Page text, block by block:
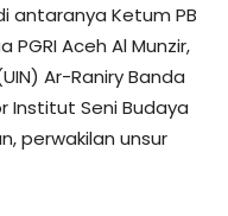
antaranya Ketum PB
PGRI Aceh Al Munzir,
Ar-Raniry Banda
Institut Seni Budaya
perwakilan unsur